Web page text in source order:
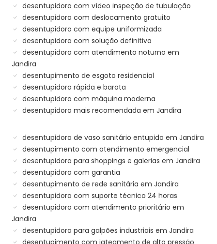
desentupidora com vídeo inspeção de tubulação
desentupidora com deslocamento gratuito
desentupidora com equipe uniformizada
desentupidora com solução definitiva
desentupidora com atendimento noturno em
Jandira
desentupimento de esgoto residencial
desentupidora rápida e barata
desentupidora com máquina moderna
desentupidora mais recomendada em Jandira
desentupidora de vaso sanitário entupido em Jandira
desentupimento com atendimento emergencial
desentupidora para shoppings e galerias em Jandira
desentupidora com garantia
desentupimento de rede sanitária em Jandira
desentupidora com suporte técnico 24 horas
desentupidora com atendimento prioritário em
Jandira
desentupidora para galpões industriais em Jandira